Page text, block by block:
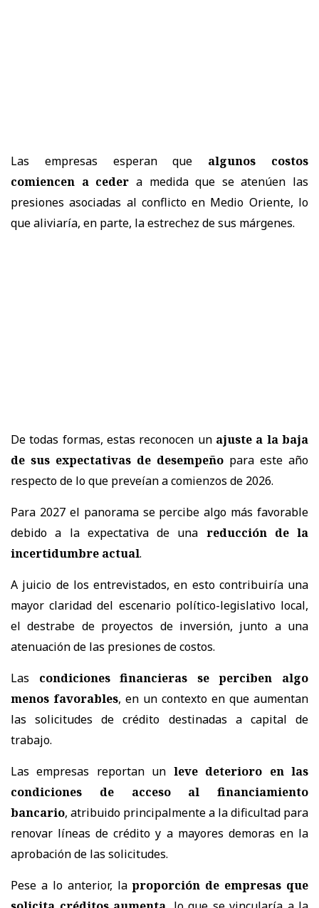
Las empresas esperan que algunos costos
comiencen a ceder a medida que se atenúen las
presiones asociadas al conflicto en Medio Oriente, lo
que aliviaría, en parte, la estrechez de sus márgenes.
De todas formas, estas reconocen un ajuste a la baja
de sus expectativas de desempeño para este año
respecto de lo que preveían a comienzos de 2026.
Para 2027 el panorama se percibe algo más favorable
debido a la expectativa de una reducción de la
incertidumbre actual.
A juicio de los entrevistados, en esto contribuiría una
mayor claridad del escenario político-legislativo local,
el destrabe de proyectos de inversión, junto a una
atenuación de las presiones de costos.
Las condiciones financieras se perciben algo
menos favorables, en un contexto en que aumentan
las solicitudes de crédito destinadas a capital de
trabajo.
Las empresas reportan un leve deterioro en las
condiciones de acceso al financiamiento
bancario, atribuido principalmente a la dificultad para
renovar líneas de crédito y a mayores demoras en la
aprobación de las solicitudes.
Pese a lo anterior, laproporción de empresas que